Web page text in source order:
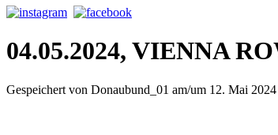
04.05.2024, VIENNA
Gespeichert von Donaubund_01 am/um 12. Mai